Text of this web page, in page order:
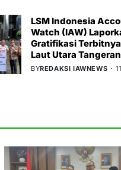
LSM Indonesia
Watch (IAW)
Gratifikasi Terbitnya
Laut Utara
BYREDAKSI IAWNEWS